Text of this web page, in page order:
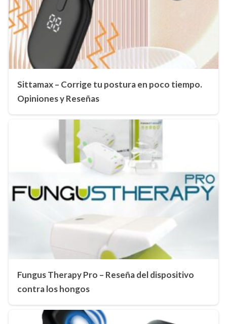
Sittamax – Corrige tu postura en poco tiempo.
Opiniones y Reseñas
Fungus Therapy Pro – Reseña del dispositivo
contra los hongos